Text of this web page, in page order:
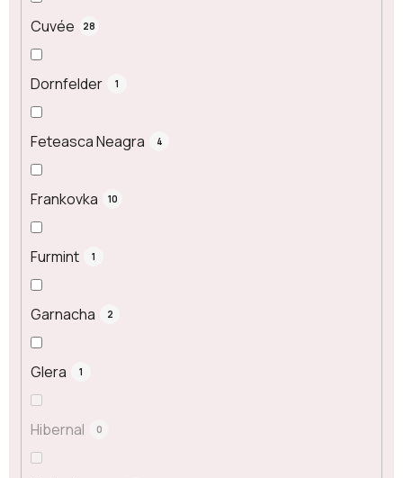
Cuvée 28
Dornfelder 1
Feteasca Neagra 4
Frankovka 10
Furmint 1
Garnacha 2
Glera 1
Hibernal 0